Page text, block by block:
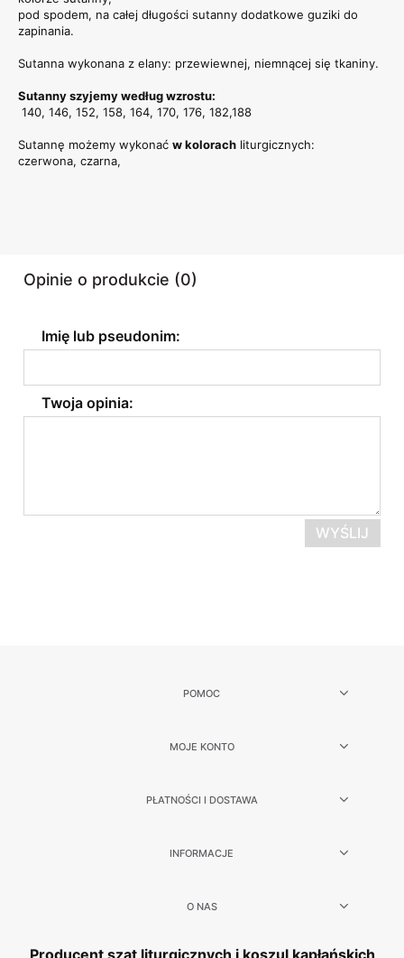
pod spodem, na całej długości sutanny dodatkowe guziki do
zapinania.
Sutanna wykonana z elany: przewiewnej, niemnącej się tkaniny.
Sutanny szyjemy według wzrostu:
140, 146, 152, 158, 164, 170, 176, 182,188
Sutannę możemy wykonać w kolorach liturgicznych:
czerwona, czarna,
Opinie o produkcie (0)
Imię lub pseudonim:
Twoja opinia:
WYŚLIJ
POMOC
MOJE KONTO
PŁATNOŚCI I DOSTAWA
INFORMACJE
O NAS